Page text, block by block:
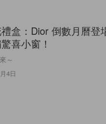
盒：Dior 倒數月曆登
喜小窗！
～
4日